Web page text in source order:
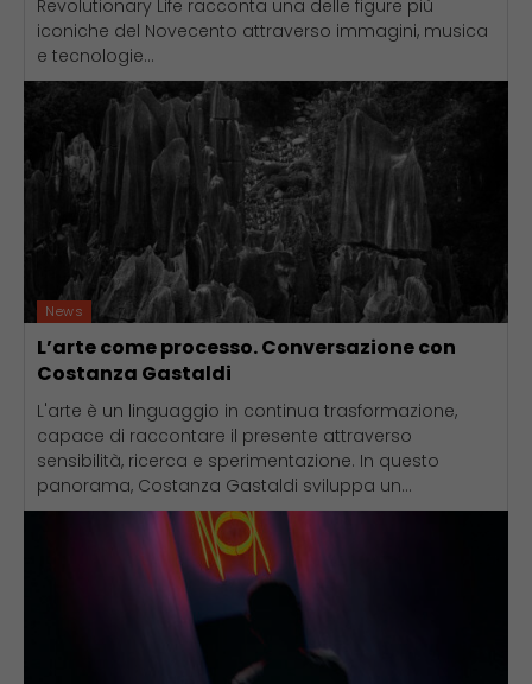
Revolutionary Life racconta una delle figure più
iconiche del Novecento attraverso immagini, musica
e tecnologie...
News
L’arte come processo. Conversazione con
Costanza Gastaldi
L'arte è un linguaggio in continua trasformazione,
capace di raccontare il presente attraverso
sensibilità, ricerca e sperimentazione. In questo
panorama, Costanza Gastaldi sviluppa un...